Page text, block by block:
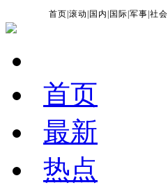
首页 |滚动 国内 国际 |军事 |社会
首页
最新
热点